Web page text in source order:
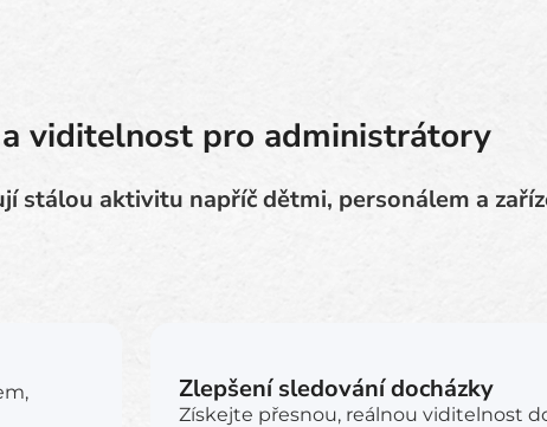
viditelnost pro administrátory
stálou aktivitu napříč dětmi, personálem a
Zlepšení sledování docházky
Získejte přesnou, reálnou viditelnost